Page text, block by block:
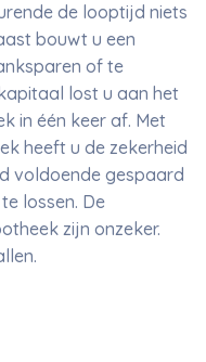
de looptijd niets
bouwt u een
of te
lost u aan het
in één keer af. Met
heeft u de zekerheid
voldoende gespaard
lossen. De
zijn onzeker.